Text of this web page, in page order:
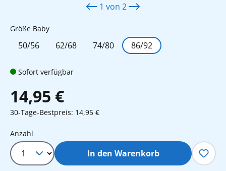
1 von 2
Größe Babyauswählen
50/56 62/68 74/80 86/92
Sofort verfügbar
14,95 €
30-Tage-Bestpreis: 14,95 €
Produkt Anzahl: Gib den
Anzahl
In den Warenkorb